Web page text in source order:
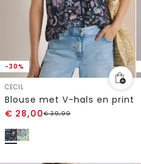
-30%
CECIL
Blouse met V-hals en print
€ 28,00€39,99